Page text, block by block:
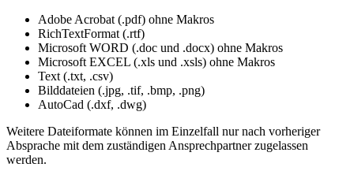
Adobe Acrobat (.pdf) ohne Makros
RichTextFormat (.rtf)
Microsoft WORD (.doc und .docx) ohne Makros
Microsoft EXCEL (.xls und .xsls) ohne Makros
Text (.txt, .csv)
Bilddateien (.jpg, .tif, .bmp, .png)
AutoCad (.dxf, .dwg)
Weitere Dateiformate können im Einzelfall nur nach vorheriger
Absprache mit dem zuständigen Ansprechpartner zugelassen
werden.